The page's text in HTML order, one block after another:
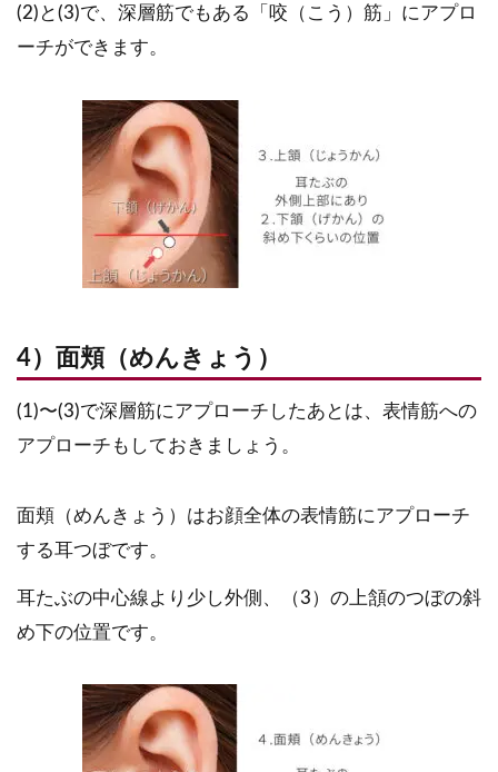
(2)と(3)で、深層筋でもある「咬（こう）筋」にアプロ
ーチができます。
4）面頬（めんきょう）
(1)〜(3)で深層筋にアプローチしたあとは、表情筋への
アプローチもしておきましょう。
面頬（めんきょう）はお顔全体の表情筋にアプローチ
する耳つぼです。
耳たぶの中心線より少し外側、（3）の上頷のつぼの斜
め下の位置です。